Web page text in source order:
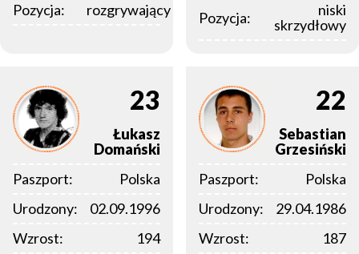
Pozycja:
rozgrywający Pozycja:
niski
skrzydłowy
23
Łukasz
Domański
Paszport:
Polska
Urodzony:
02.09.1996
Wzrost:
194
22
Sebastian
Grzesiński
Paszport:
Polska
Urodzony:
29.04.1986
Wzrost:
187